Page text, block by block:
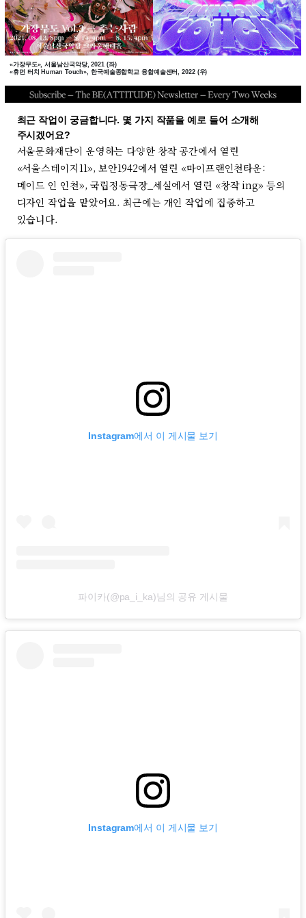
«가장무도», 서울남산국악당, 2021 (좌)
«휴먼 터치 Human Touch», 한국예술종합학교 융합예술센터, 2022 (우)
최근 작업이 궁금합니다. 몇 가지 작품을 예로 들어 소개해
주시겠어요?
서울문화재단이 운영하는 다양한 창작 공간에서 열린
«서울스테이지11», 보안1942에서 열린 «마이프랜인천타운:
메이드 인 인천», 국립정동극장_세실에서 열린 «창작 ing» 등의
디자인 작업을 맡았어요. 최근에는 개인 작업에 집중하고
있습니다.
Instagram에서 이 게시물 보기
파이카(@pa_i_ka)님의 공유 게시물
Instagram에서 이 게시물 보기